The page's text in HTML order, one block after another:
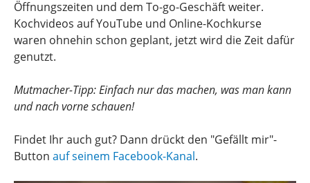
Öffnungszeiten und dem To-go-Geschäft weiter.
Kochvideos auf YouTube und Online-Kochkurse
waren ohnehin schon geplant, jetzt wird die Zeit dafür
genutzt.
Mutmacher-Tipp: Einfach nur das machen, was man kann
und nach vorne schauen!
Findet Ihr auch gut? Dann drückt den "Gefällt mir"-
Button auf seinem Facebook-Kanal.